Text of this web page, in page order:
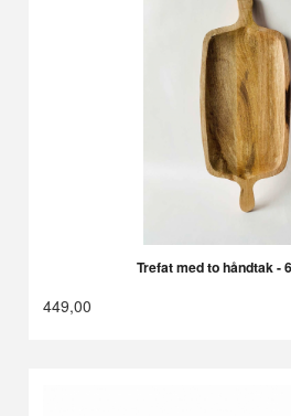
Trefat med to håndtak -
449,00